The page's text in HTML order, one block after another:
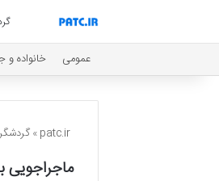
عمومی خانواده و
patc.ir
»
ماجراجویی